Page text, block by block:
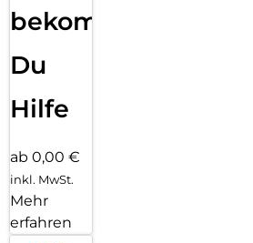
bekommst
Du
Hilfe
ab 0,00 €
inkl. MwSt.
Mehr
erfahren